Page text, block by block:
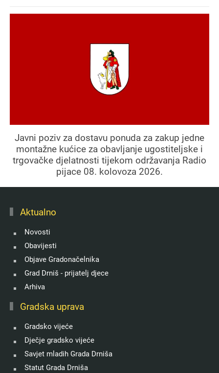
Javni poziv za dostavu ponuda za zakup jedne
montažne kućice za obavljanje ugostiteljske i
trgovačke djelatnosti tijekom održavanja Radio
pijace 08. kolovoza 2026.
Aktualno
Novosti
Obavijesti
Objave Gradonačelnika
Grad Drniš - prijatelj djece
Arhiva
Gradska uprava
Gradsko vijeće
Dječje gradsko vijeće
Savjet mladih Grada Drniša
Statut Grada Drniša